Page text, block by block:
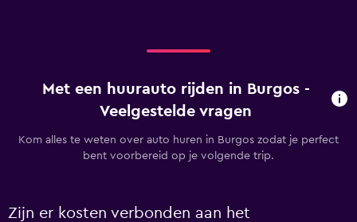
Met een huurauto rijden in Burgos -
Veelgestelde vragen
Kom alles te weten over auto huren in Burgos zodat je perfect
bent voorbereid op je volgende trip.
Zijn er kosten verbonden aan het